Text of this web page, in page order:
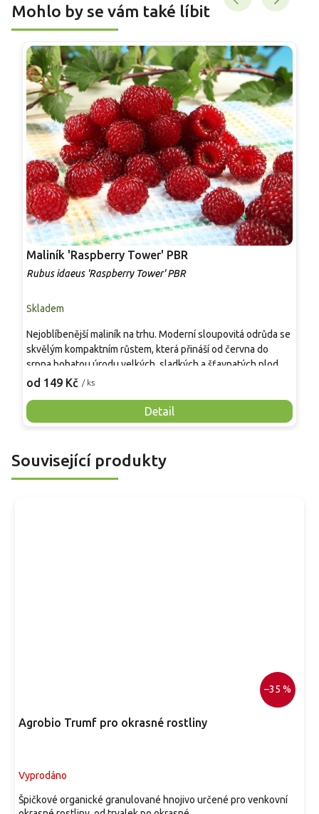
Mohlo by se vám také líbit
Maliník 'Raspberry Tower' PBR
Rubus idaeus 'Raspberry Tower' PBR
Skladem
od 149 Kč / ks
Detail
Nejoblíbenější maliník na trhu. Moderní sloupovitá odrůda se
skvělým kompaktním růstem, která přináší od června do
srpna bohatou úrodu velkých, sladkých a šťavnatých plodů.
Pevné vzpřímené výhony tvoří elegantní habitus bez
Mrazuvzdornost do −25 °C a spolehlivá vitalita z něj dělají
skvělou volbu pro každého pěstitele.
Související produkty
–35 %
Agrobio Trumf pro okrasné rostliny
Vyprodáno
Špičkové organické granulované hnojivo určené pro venkovní